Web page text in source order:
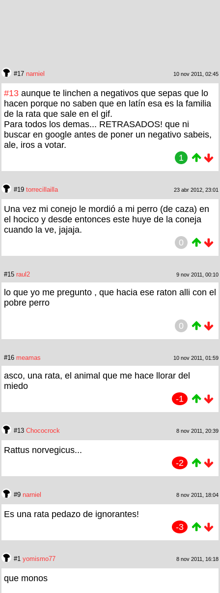
#17 narniel 10 nov 2011, 02:45
#13 aunque te linchen a negativos que sepas que lo
hacen porque no saben que en latín esa es la familia
de la rata que sale en el gif.
Para todos los demas... RETRASADOS! que ni
buscar en google antes de poner un negativo sabeis,
ale, iros a votar.
1
#19 torrecillailla 23 abr 2012, 23:01
Una vez mi conejo le mordió a mi perro (de caza) en
el hocico y desde entonces este huye de la coneja
cuando la ve, jajaja.
0
#15 raul2 9 nov 2011, 00:10
lo que yo me pregunto , que hacia ese raton alli con el
pobre perro
0
#16 meamas 10 nov 2011, 01:59
asco, una rata, el animal que me hace llorar del
miedo
-1
#13 Chococrock 8 nov 2011, 20:39
Rattus norvegicus...
-2
#9 narniel 8 nov 2011, 18:04
Es una rata pedazo de ignorantes!
-3
#1 yomismo77 8 nov 2011, 16:18
que monos